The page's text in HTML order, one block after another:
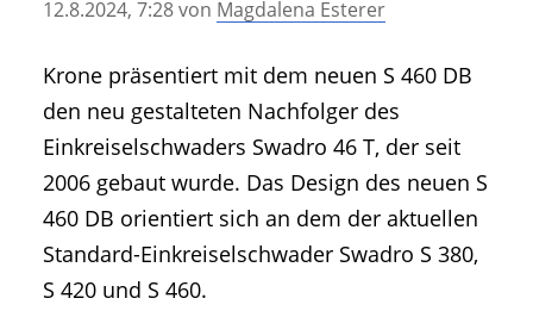
• Geschichte und Geschichten
• Mitteilung der Redaktion
• Agritechnica Neuheiten Archiv
• Artikel nach Hersteller/Marke
12.8.2024, 7:28von Magdalena Esterer
Krone präsentiert mit dem neuen S 460 DB
den neu gestalteten Nachfolger des
Einkreiselschwaders Swadro 46 T, der seit
2006 gebaut wurde. Das Design des neuen S
460 DB orientiert sich an dem der aktuellen
Standard-Einkreiselschwader Swadro S 380,
S 420 und S 460.